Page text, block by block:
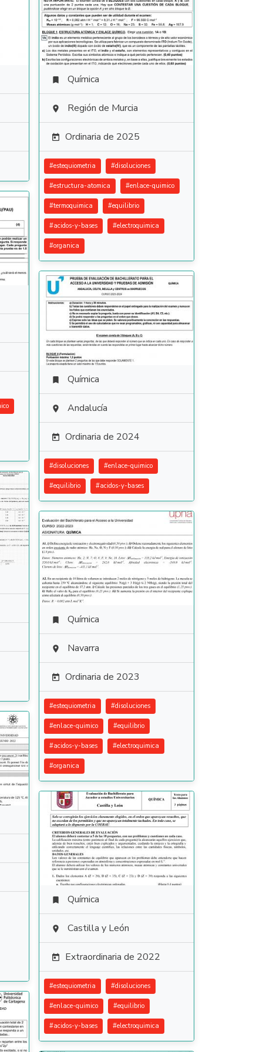
 Química
 Región de Murcia
 Ordinaria de 2025
#estequiometria #disoluciones
#estructura-atomica #enlace-quimico
#termoquimica #equilibrio
#acidos-y-bases #electroquimica
#organica
 Química
 Andalucía
 Ordinaria de 2024
#disoluciones #enlace-quimico
#equilibrio #acidos-y-bases
 Química
 Navarra
 Ordinaria de 2023
#estequiometria #disoluciones
#enlace-quimico #equilibrio
#acidos-y-bases #electroquimica
#organica
 Química
 Castilla y León
 Extraordinaria de 2022
#estequiometria #disoluciones
#enlace-quimico #equilibrio
#acidos-y-bases #electroquimica